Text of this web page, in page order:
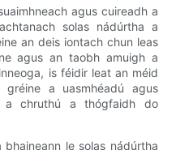
agus cuireadh a
solas nádúrtha a
an deis iontach chun leas
agus an taobh amuigh a
is féidir leat an méid
a uasmhéadú agus
a chruthú a thógfaidh do
le solas nádúrtha